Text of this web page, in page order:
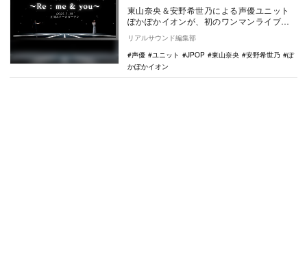
東山奈央＆安野希世乃による声優ユニット
ぽかぽかイオンが、初のワンマンライブ
『ぽかぽかイオン 1st LIVE 〜Re : me…
リアルサウンド編集部
声優
ユニット JPOP 東山奈央 安野希世乃
ぽ
かぽかイオン